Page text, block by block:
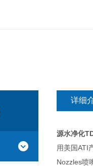
详细
源水净化
用美国ATI
Nozzles喷